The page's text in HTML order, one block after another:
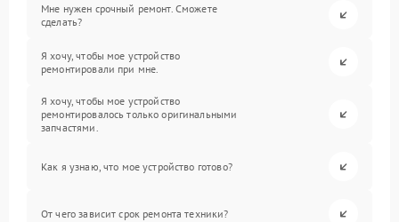
Мне нужен срочный ремонт. Сможете
сделать?
Я хочу, чтобы мое устройство
ремонтировали при мне.
Я хочу, чтобы мое устройство
ремонтировалось только оригинальными
запчастями.
Как я узнаю, что мое устройство готово?
От чего зависит срок ремонта техники?